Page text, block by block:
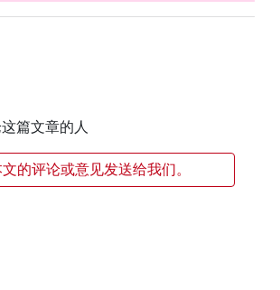
篇文章的人
的评论或意见发送给我们。